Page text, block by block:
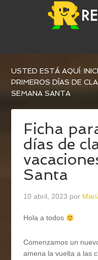
USTED ESTÁ AQUÍ:
PRIMEROS DÍAS DE
SEMANA SANTA
Ficha
días de
Santa
10 abril, 2023 por
Hola a todos
Comenzamos un
amena la vuelta a las